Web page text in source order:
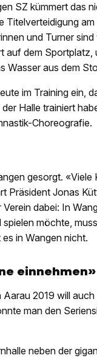
SZ kümmert das
Titelverteidigung
und Turner
auf dem Sportplatz,
Wasser aus dem
im Training ein,
Halle trainiert
Choreografie.
gesorgt. «Viele
Präsident Jonas
dabei: In
möchte,
in Wangen nicht.
einnehmen»
2019 will
man den
neben der